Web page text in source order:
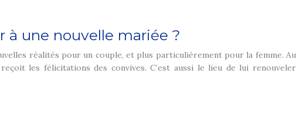
à une nouvelle mariée ?
réalités pour un couple, et plus particulièrement pour la femme. Au
les félicitations des convives. C’est aussi le lieu de lui renouveler